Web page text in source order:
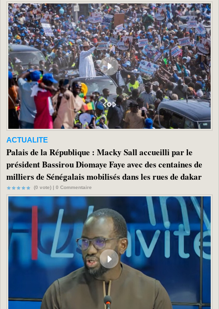
ACTUALITE
Palais de la République : Macky Sall accueilli par le
président Bassirou Diomaye Faye avec des centaines de
milliers de Sénégalais mobilisés dans les rues de dakar
(0 vote) | 0 Commentaire